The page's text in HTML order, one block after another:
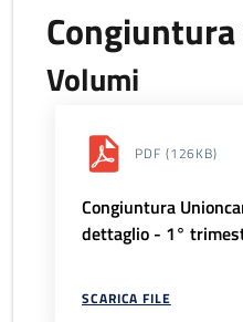
Volumi
PDF (126KB)
Congiuntura
dettaglio - 1°
SCARICA FILE